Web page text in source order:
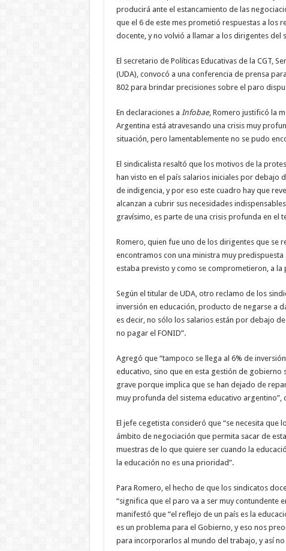
producirá ante el estancamiento de las
que el 6 de este mes prometió respuestas a los
docente, y no volvió a llamar a los dirigentes del
El secretario de Políticas Educativas de la CGT,
(UDA), convocó a una conferencia de prensa
802 para brindar precisiones sobre el paro
En declaraciones a Infobae, Romero justificó la
Argentina está atravesando una crisis muy
situación, pero lamentablemente no se pudo
El sindicalista resaltó que los motivos de la
han visto en el país salarios iniciales por debajo
de indigencia, y por eso este cuadro hay que
alcanzan a cubrir sus necesidades
gravísimo, es parte de una crisis profunda en el
Romero, quien fue uno de los dirigentes que se
encontramos con una ministra muy
estaba previsto y como se comprometieron, a la
Según el titular de UDA, otro reclamo de los
inversión en educación, producto de negarse a
es decir, no sólo los salarios están por debajo
no pagar el FONID”.
Agregó que “tampoco se llega al 6% de
educativo, sino que en esta gestión de gobierno
grave porque implica que se han dejado de
muy profunda del sistema educativo argentino”,
El jefe cegetista consideró que “se necesita que
ámbito de negociación que permita sacar de
muestras de lo que quiere ser cuando la
la educación no es una prioridad”.
Para Romero, el hecho de que los sindicatos
“significa que el paro va a ser muy contundente
manifestó que “el reflejo de un país es la
es un problema para el Gobierno, y eso nos
para incorporarlos al mundo del trabajo, y así no